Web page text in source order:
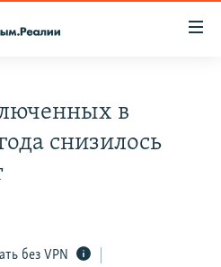
ИСТОРИЙ СОПРОТИВЛЕНИЯ
в
снизилось
без VPN